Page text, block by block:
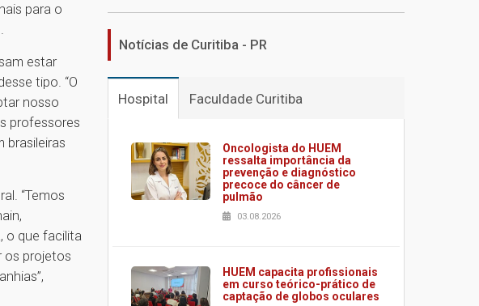
para o
estar
tipo. “O
nosso
professores
brasileiras
“Temos
o que facilita
os projetos
Notícias de Curitiba - PR
Hospital Faculdade Curitiba
Oncologista do HUEM
ressalta importância da
prevenção e diagnóstico
precoce do câncer de
pulmão
03.08.2026
HUEM capacita profissionais
em curso teórico-prático de
captação de globos oculares